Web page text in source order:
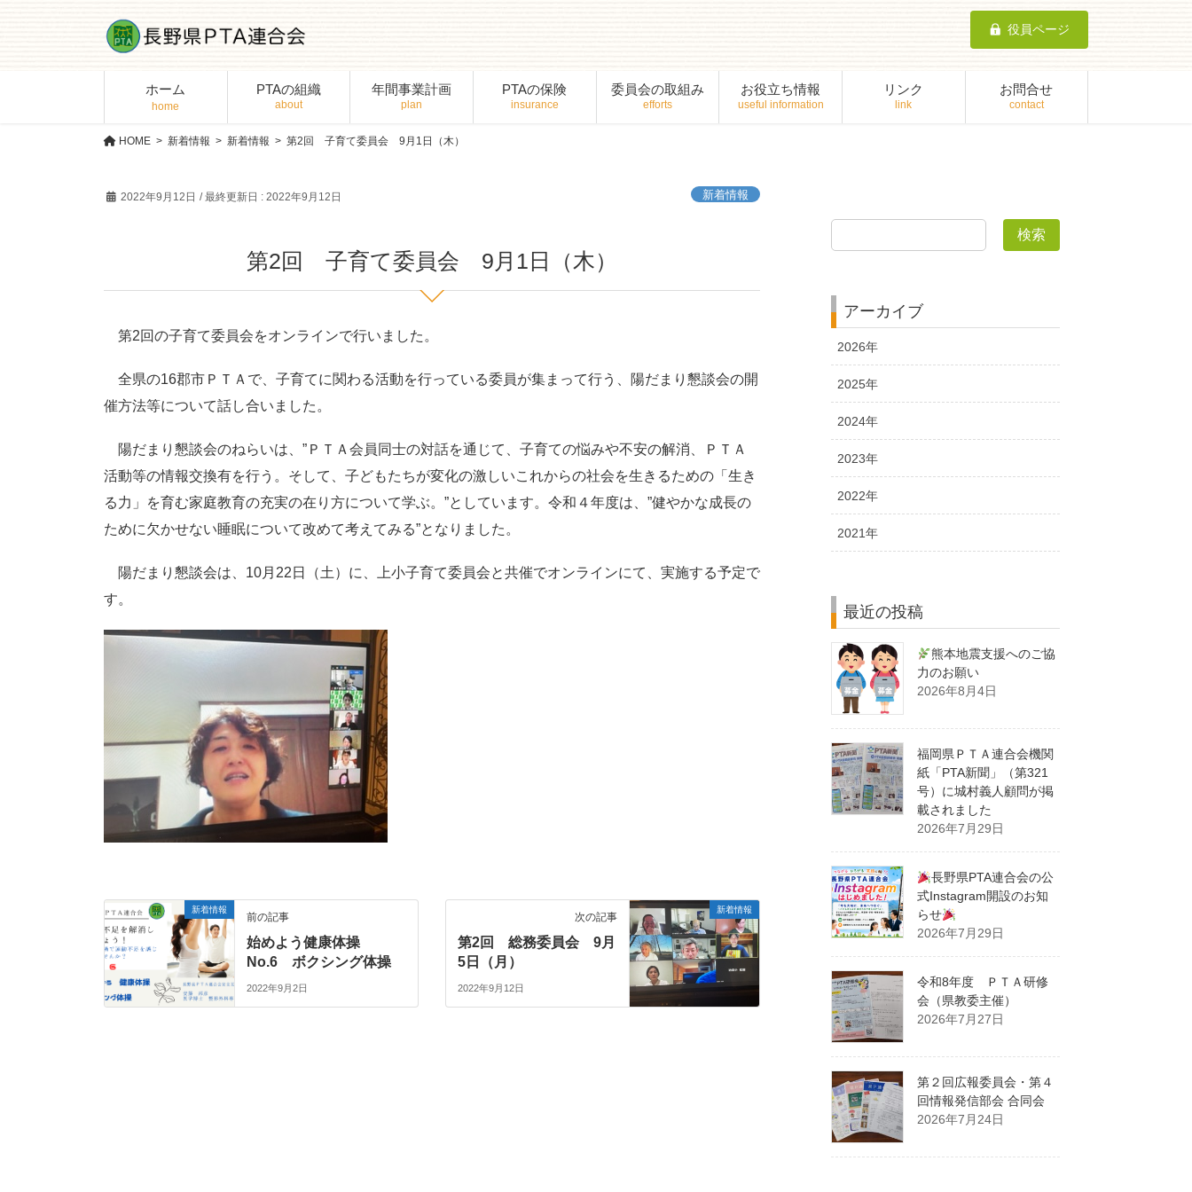
役員ページ
ホーム PTAの組織 年間事業計画 PTAの保険 委員会の取組み お役立ち情報 リンク お問合せ
HOME 新着情報 新着情報 第2回 子育て委員会 9月1日（木）
2022年9月12日 / 最終更新日 : 2022年9月12日 新着情報
第2回 子育て委員会 9月1日（木）
第2回の子育て委員会をオンラインで行いました。
全県の16郡市ＰＴＡで、子育てに関わる活動を行っている委員が集まって行う、陽だまり懇談会の開
催方法等について話し合いました。
陽だまり懇談会のねらいは、”ＰＴＡ会員同士の対話を通じて、子育ての悩みや不安の解消、ＰＴＡ
活動等の情報交換有を行う。そして、子どもたちが変化の激しいこれからの社会を生きるための「生き
る力」を育む家庭教育の充実の在り方について学ぶ。”としています。令和４年度は、”健やかな成長の
ために欠かせない睡眠について改めて考えてみる”となりました。
陽だまり懇談会は、10月22日（土）に、上小子育て委員会と共催でオンラインにて、実施する予定で
す。
新着情報
前の記事
始めよう健康体操
No.6 ボクシング体操
2022年9月2日
新着情報
次の記事
第2回 総務委員会 9月
5日（月）
2022年9月12日
検索
アーカイブ
2026年
2025年
2024年
2023年
2022年
2021年
最近の投稿
熊本地震支援へのご協
力のお願い
2026年8月4日
福岡県ＰＴＡ連合会機関
紙「PTA新聞」（第321
号）に城村義人顧問が掲
載されました
2026年7月29日
長野県PTA連合会の公
式Instagram開設のお知
らせ
2026年7月29日
令和8年度 ＰＴＡ研修
会（県教委主催）
2026年7月27日
第２回広報委員会・第４
回情報発信部会 合同会
2026年7月24日